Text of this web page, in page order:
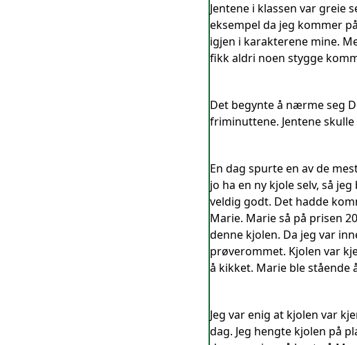
Jentene i klassen var greie
eksempel da jeg kommer
igjen i karakterene mine.
fikk aldri noen stygge
Det begynte å nærme seg
friminuttene. Jentene
En dag spurte en av de
jo ha en ny kjole selv, så
veldig godt. Det hadde
Marie. Marie så på prisen
denne kjolen. Da jeg var
prøverommet. Kjolen var
å kikket. Marie ble stående
Jeg var enig at kjolen var
dag. Jeg hengte kjolen på